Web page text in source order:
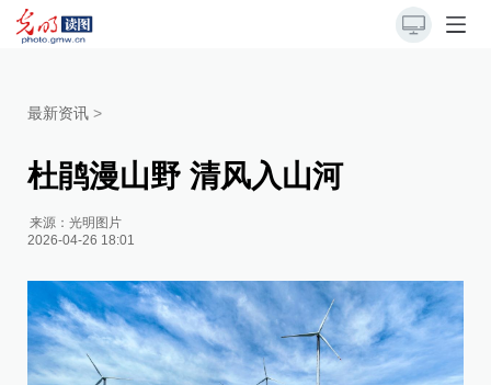
最新资讯 >
杜鹃漫山野 清风入山河
来源：光明图片
2026-04-26 18:01